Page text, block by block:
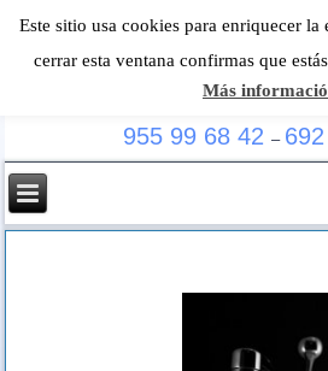
Especialistas en localización
955 99 68 42 –
Este sitio usa cookies para enriquecer
cerrar esta ventana confirmas que
Más